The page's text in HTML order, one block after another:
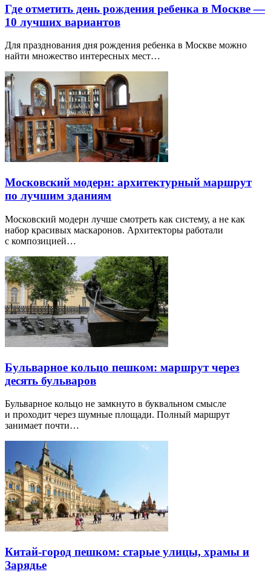
Где отметить день рождения ребенка в Москве —
10 лучших вариантов
Для празднования дня рождения ребенка в Москве можно
найти множество интересных мест…
Московский модерн: архитектурный маршрут
по лучшим зданиям
Московский модерн лучше смотреть как систему, а не как
набор красивых маскаронов. Архитекторы работали
с композицией…
Бульварное кольцо пешком: маршрут через
десять бульваров
Бульварное кольцо не замкнуто в буквальном смысле
и проходит через шумные площади. Полный маршрут
занимает почти…
Китай-город пешком: старые улицы, храмы и
Зарядье